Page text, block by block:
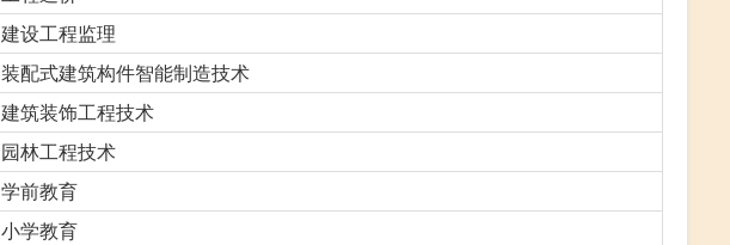
建设工程监理
装配式建筑构件智能制造技术
建筑装饰工程技术
园林工程技术
学前教育
小学教育